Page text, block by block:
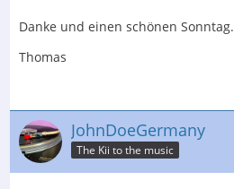
Danke und einen schönen Sonntag.
Thomas
JohnDoeGermany
The Kii to the music